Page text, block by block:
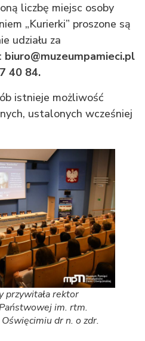
liczbę miejsc osoby
„Kurierki” proszone są
udziału za
biuro@muzeumpamieci.pl
40 84.
istnieje możliwość
ustalonych wcześniej
przywitała rektor
im. rtm.
dr n. o zdr.